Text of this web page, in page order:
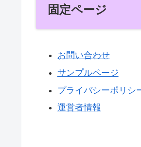
固定ページ
お問い合わせ
サンプルページ
プライバシーポリシ
運営者情報